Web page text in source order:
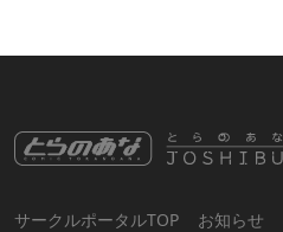
サークルポータルTOP お知らせ